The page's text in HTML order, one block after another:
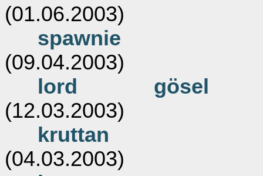
(01.06.2003)
spawnie
(09.04.2003)
lord gösel
(12.03.2003)
kruttan
(04.03.2003)